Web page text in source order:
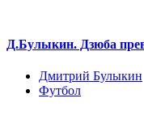
Д.Булыкин. Дзюба
Дмитрий Булыкин
Футбол